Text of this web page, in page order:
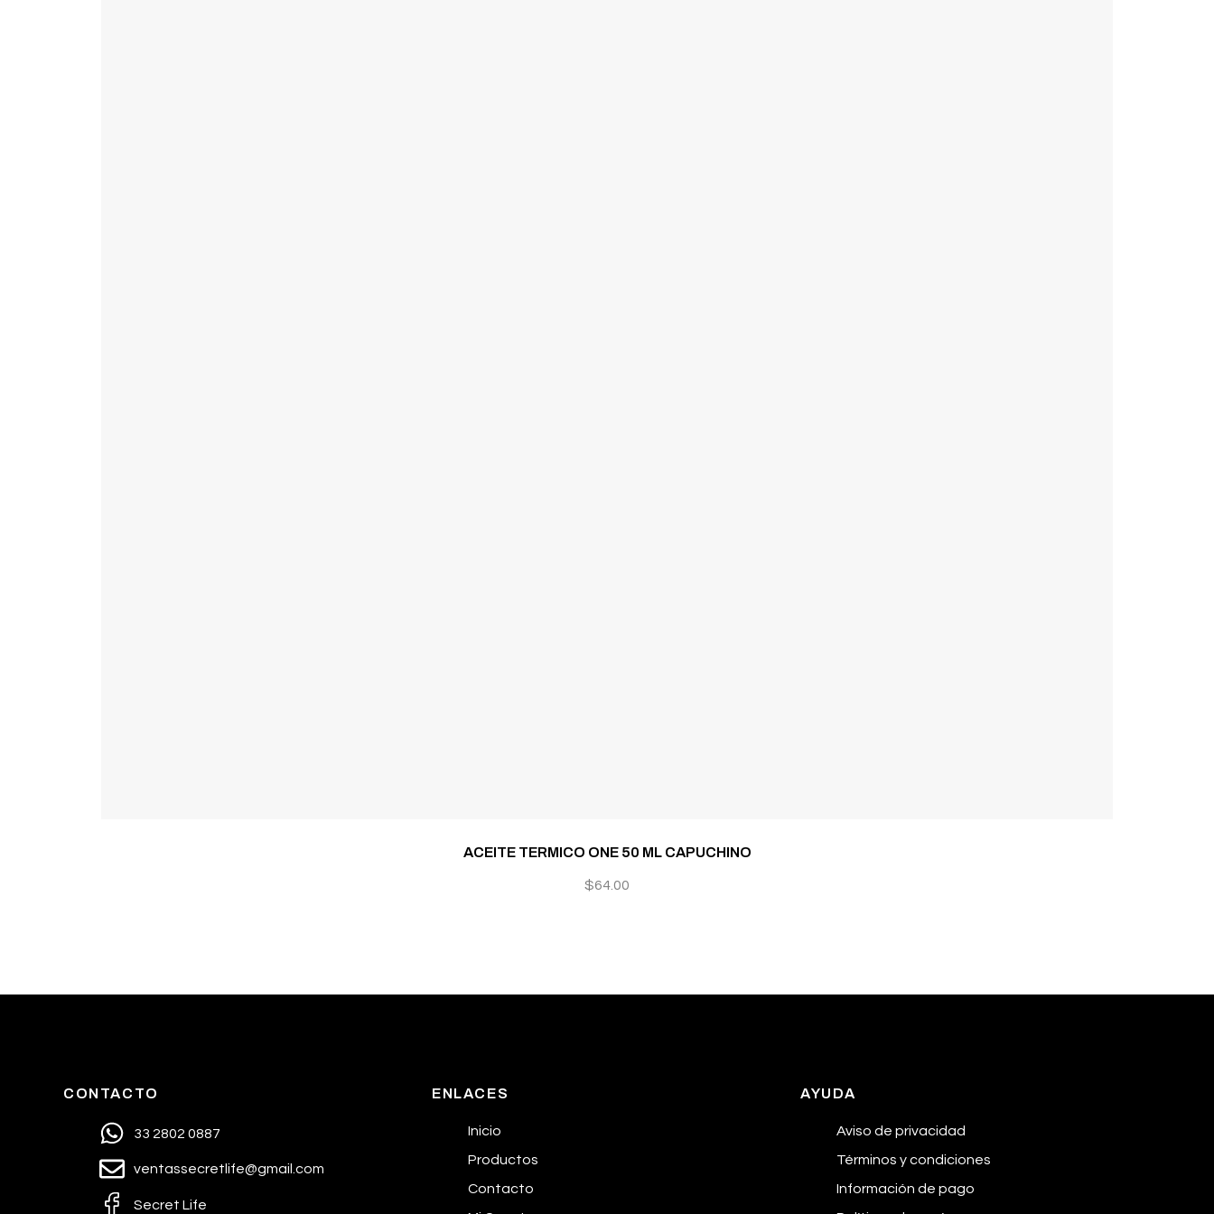
ACEITE TERMICO ONE 50 ML CAPUCHINO
$64.00
CONTACTO
33 2802 0887
ventassecretlife@gmail.com
Secret Life
ENLACES
Inicio
Productos
Contacto
AYUDA
Aviso de privacidad
Términos y condiciones
Información de pago